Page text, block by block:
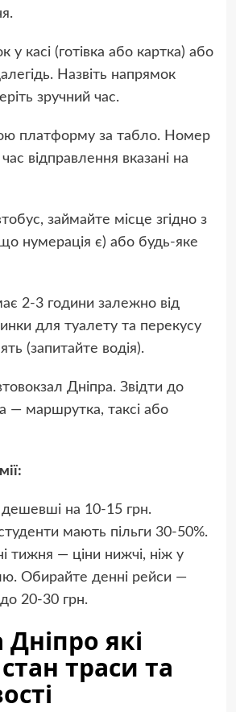
у касі (готівка або картка) або
Назвіть напрямок
зручний час.
платформу за табло. Номер
відправлення вказані на
займайте місце згідно з
нумерація є) або будь-яке
2-3 години залежно від
для туалету та перекусу
(запитайте водія).
Дніпра. Звідти до
— маршрутка, таксі або
на 10-15 грн.
мають пільги 30-50%.
тижня — ціни нижчі, ніж у
Обирайте денні рейси —
20-30 грн.
які
траси та